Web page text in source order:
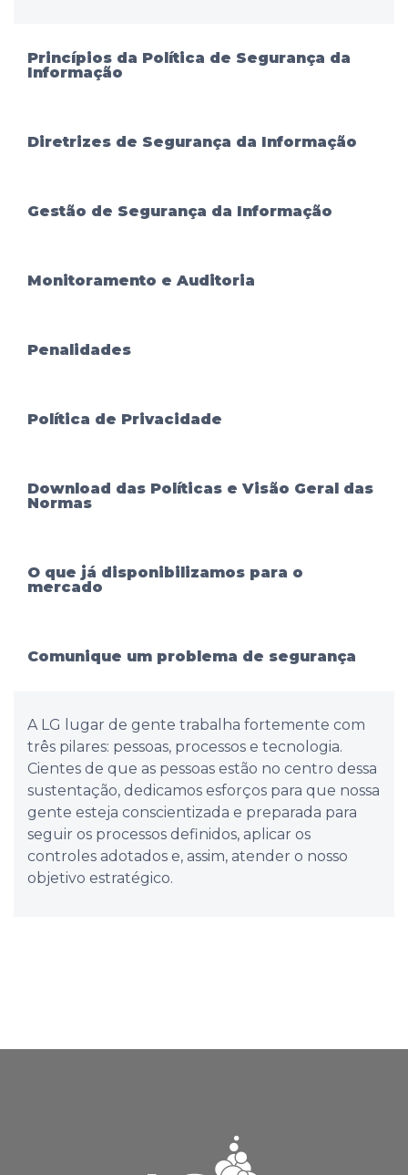
Princípios da Política de Segurança da
Informação
Diretrizes de Segurança da Informação
Gestão de Segurança da Informação
Monitoramento e Auditoria
Penalidades
Política de Privacidade
Download das Políticas e Visão Geral das
Normas
O que já disponibilizamos para o
mercado
Comunique um problema de segurança
A LG lugar de gente trabalha fortemente com
três pilares: pessoas, processos e tecnologia.
Cientes de que as pessoas estão no centro dessa
sustentação, dedicamos esforços para que nossa
gente esteja conscientizada e preparada para
seguir os processos definidos, aplicar os
controles adotados e, assim, atender o nosso
objetivo estratégico.